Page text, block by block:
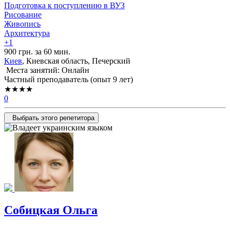
Подготовка к поступлению в ВУЗ
Рисование
Живопись
Архитектура
+1
900 грн. за 60 мин.
Киев, Киевская область, Печерский
Места занятий: Онлайн
Частный преподаватель (опыт 9 лет)
★★★★
0
Выбрать этого репетитора
Собицкая Ольга